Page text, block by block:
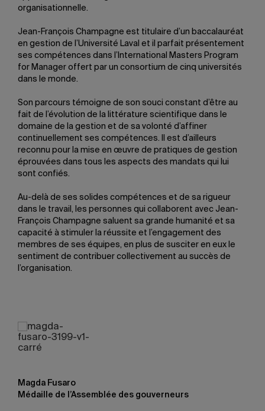
organisationnelle.
Jean-François Champagne est titulaire d’un baccalauréat
en gestion de l’Université Laval et il parfait présentement
ses compétences dans l’International Masters Program
for Manager offert par un consortium de cinq universités
dans le monde.
Son parcours témoigne de son souci constant d’être au
fait de l’évolution de la littérature scientifique dans le
domaine de la gestion et de sa volonté d’affiner
continuellement ses compétences. Il est d’ailleurs
reconnu pour la mise en œuvre de pratiques de gestion
éprouvées dans tous les aspects des mandats qui lui
sont confiés.
Au-delà de ses solides compétences et de sa rigueur
dans le travail, les personnes qui collaborent avec Jean-
François Champagne saluent sa grande humanité et sa
capacité à stimuler la réussite et l’engagement des
membres de ses équipes, en plus de susciter en eux le
sentiment de contribuer collectivement au succès de
l’organisation.
Magda Fusaro
Médaille de l’Assemblée des gouverneurs